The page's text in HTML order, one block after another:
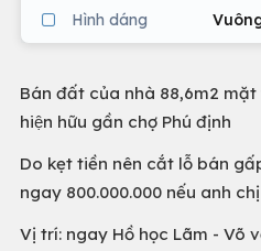
Hình dáng
Bán đất của nhà 88,6m2
hiện hữu gần chợ Phú định
Do kẹt tiền nên cắt lỗ bán
ngay 800.000.000 nếu anh
Vị trí: ngay Hồ học Lãm - Võ